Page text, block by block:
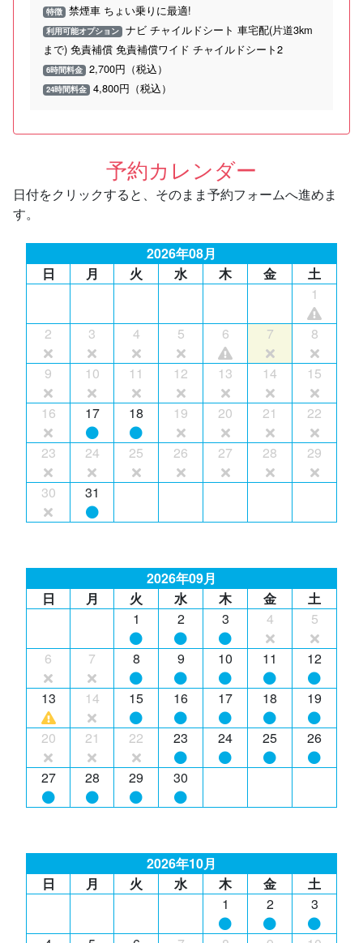
特徴 禁煙車 ちょい乗りに最適!
利用可能オプション ナビ チャイルドシート 車宅配(片道3km
まで) 免責補償 免責補償ワイド チャイルドシート2
6時間料金 2,700円（税込）
24時間料金 4,800円（税込）
予約カレンダー
日付をクリックすると、そのまま予約フォームへ進めま
す。
2026年08月
日
月 火 水 木 金
土
1
2 3 4 5 6 7 8
9 10 11 12 13 14 15
16 17 18 19 20 21 22
23 24 25 26 27 28 29
30 31
2026年09月
日
月 火 水 木 金
土
1
2 3 4 5
6 7 8 9 10 11 12
13 14 15 16 17 18 19
20 21 22 23 24 25 26
27 28 29 30
2026年10月
日
月 火 水 木 金
土
1
2 3